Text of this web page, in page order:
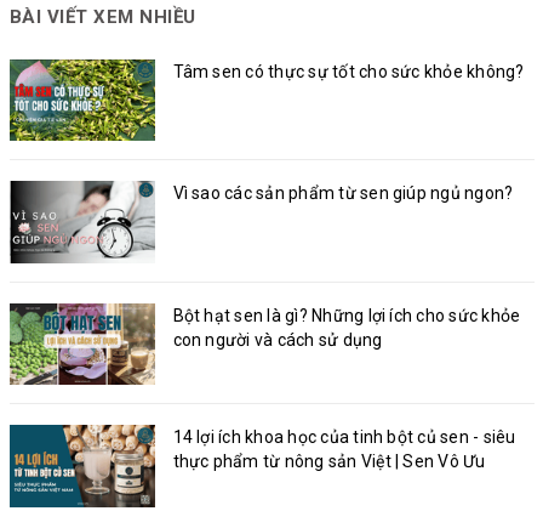
BÀI VIẾT XEM NHIỀU
Tâm sen có thực sự tốt cho sức khỏe không?
Vì sao các sản phẩm từ sen giúp ngủ ngon?
Bột hạt sen là gì? Những lợi ích cho sức khỏe
con người và cách sử dụng
14 lợi ích khoa học của tinh bột củ sen - siêu
thực phẩm từ nông sản Việt | Sen Vô Ưu